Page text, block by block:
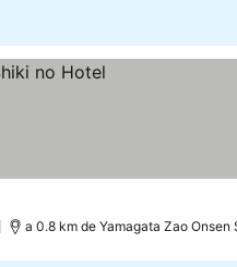
a 0.8 km de Yamagata Zao Onsen